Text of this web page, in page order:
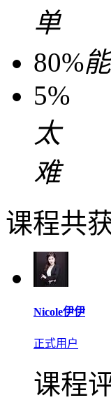
单
80%
5%
太
难
课程共
Nicole伊伊
正式用户
课程